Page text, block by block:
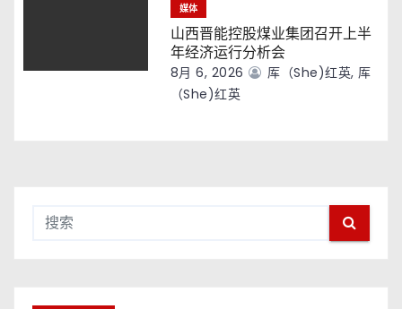
媒体
山西晋能控股煤业集团召开上半
年经济运行分析会
8月 6, 2026
厍（she)红英, 厍
（she)红英